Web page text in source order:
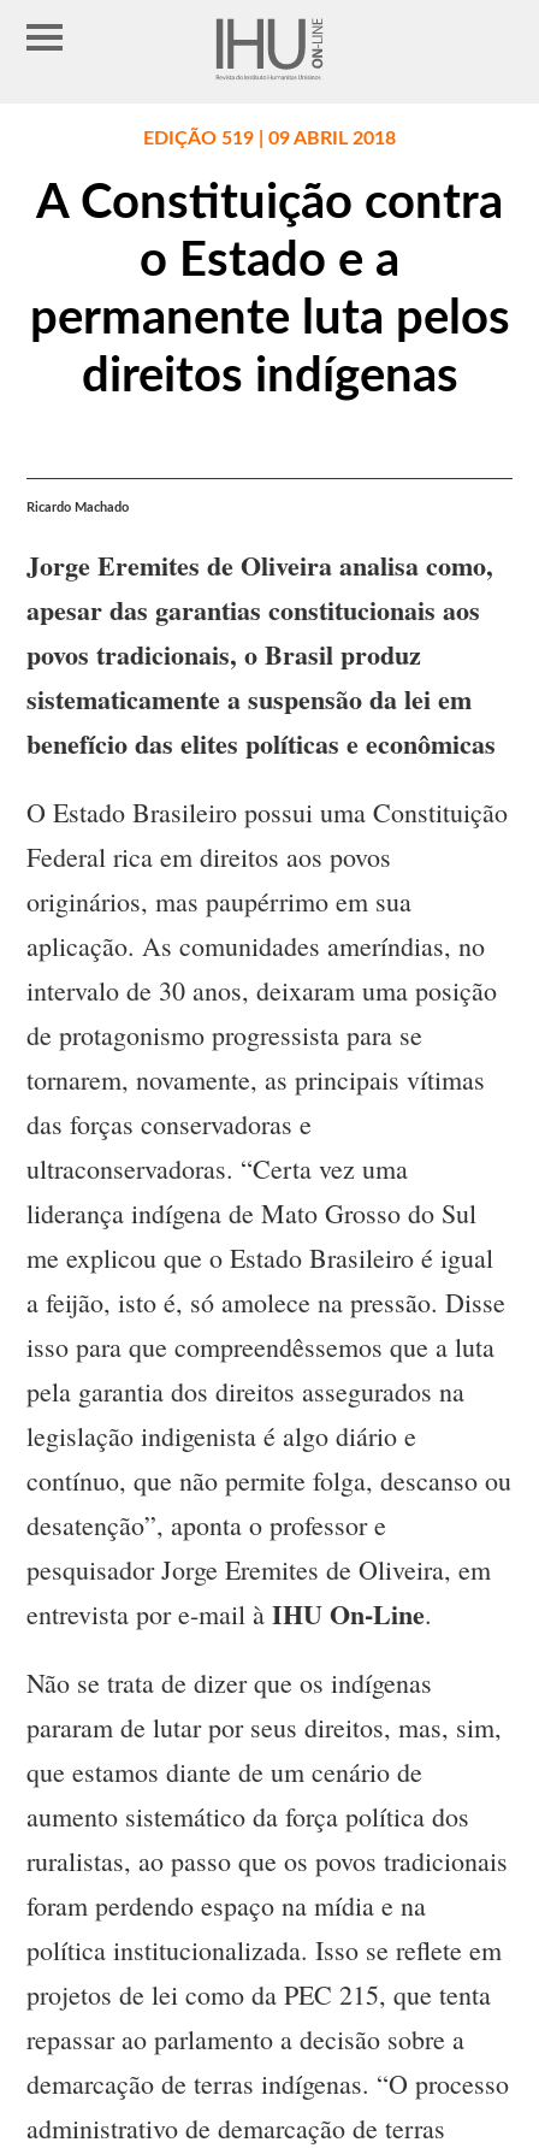
EDIÇÃO 519 | 09 ABRIL 2018
A Constituição contra
o Estado e a
permanente luta pelos
direitos indígenas
Ricardo Machado
Jorge Eremites de Oliveira analisa como,
apesar das garantias constitucionais aos
povos tradicionais, o Brasil produz
sistematicamente a suspensão da lei em
benefício das elites políticas e econômicas
O Estado Brasileiro possui uma Constituição
Federal rica em direitos aos povos
originários, mas paupérrimo em sua
aplicação. As comunidades ameríndias, no
intervalo de 30 anos, deixaram uma posição
de protagonismo progressista para se
tornarem, novamente, as principais vítimas
das forças conservadoras e
ultraconservadoras. “Certa vez uma
liderança indígena de Mato Grosso do Sul
me explicou que o Estado Brasileiro é igual
a feijão, isto é, só amolece na pressão. Disse
isso para que compreendêssemos que a luta
pela garantia dos direitos assegurados na
legislação indigenista é algo diário e
contínuo, que não permite folga, descanso ou
desatenção”, aponta o professor e
pesquisador Jorge Eremites de Oliveira, em
entrevista por e-mail àIHU On-Line.
Não se trata de dizer que os indígenas
pararam de lutar por seus direitos, mas, sim,
que estamos diante de um cenário de
aumento sistemático da força política dos
ruralistas, ao passo que os povos tradicionais
foram perdendo espaço na mídia e na
política institucionalizada. Isso se reflete em
projetos de lei como da PEC 215, que tenta
repassar ao parlamento a decisão sobre a
demarcação de terras indígenas. “O processo
administrativo de demarcação de terras